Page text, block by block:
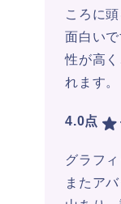
ころに
面白い
性が高
れます。
4.0点
グラフ
またア